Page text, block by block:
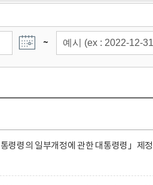
~
령령의 일부개정에 관한 대통령령」제